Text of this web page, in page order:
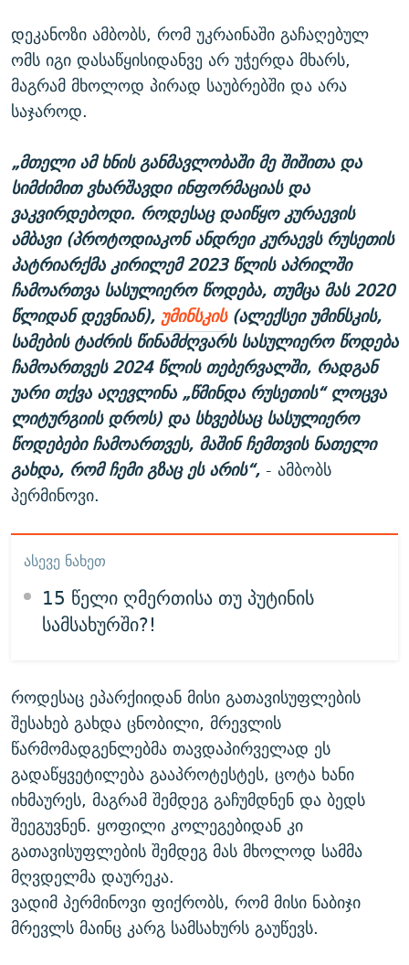
დეკანოზი ამბობს, რომ უკრაინაში გაჩაღებულ
ომს იგი დასაწყისიდანვე არ უჭერდა მხარს,
მაგრამ მხოლოდ პირად საუბრებში და არა
საჯაროდ.
„მთელი ამ ხნის განმავლობაში მე შიშითა და
სიმძიმით ვხარშავდი ინფორმაციას და
ვაკვირდებოდი. როდესაც დაიწყო კურაევის
ამბავი (პროტოდიაკონ ანდრეი კურაევს რუსეთის
პატრიარქმა კირილემ 2023 წლის აპრილში
ჩამოართვა სასულიერო წოდება, თუმცა მას 2020
წლიდან დევნიან),უმინსკის(ალექსეი უმინსკის,
სამების ტაძრის წინამძღვარს სასულიერო წოდება
ჩამოართვეს 2024 წლის თებერვალში, რადგან
უარი თქვა აღევლინა „წმინდა რუსეთის“ ლოცვა
ლიტურგიის დროს) და სხვებსაც სასულიერო
წოდებები ჩამოართვეს, მაშინ ჩემთვის ნათელი
გახდა, რომ ჩემი გზაც ეს არის“,- ამბობს
პერმინოვი.
ᲐᲡᲔᲕᲔ ᲜᲐᲮᲔᲗ
15 წელი ღმერთისა თუ პუტინის
სამსახურში?!
როდესაც ეპარქიიდან მისი გათავისუფლების
შესახებ გახდა ცნობილი, მრევლის
წარმომადგენლებმა თავდაპირველად ეს
გადაწყვეტილება გააპროტესტეს, ცოტა ხანი
იხმაურეს, მაგრამ შემდეგ გაჩუმდნენ და ბედს
შეეგუვნენ. ყოფილი კოლეგებიდან კი
გათავისუფლების შემდეგ მას მხოლოდ სამმა
მღვდელმა დაურეკა.
ვადიმ პერმინოვი ფიქრობს, რომ მისი ნაბიჯი
მრევლს მაინც კარგ სამსახურს გაუწევს.